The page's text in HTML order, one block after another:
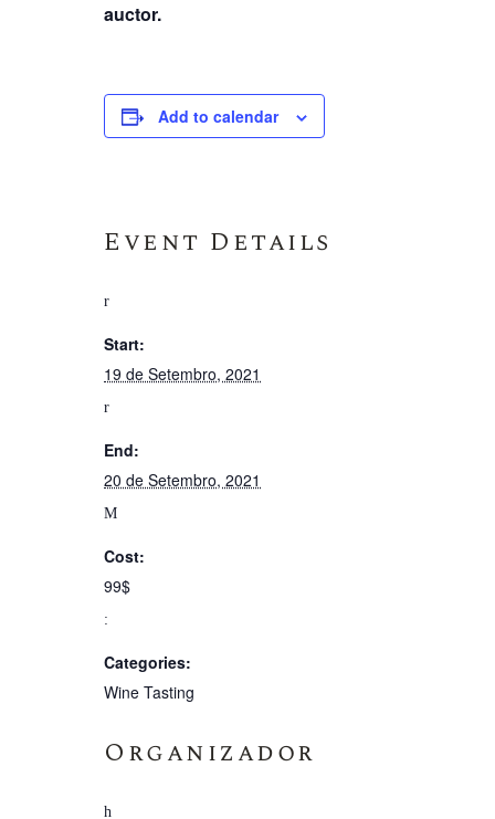
auctor.
Add to calendar
Event Details
Start:
19 de Setembro, 2021
End:
20 de Setembro, 2021
Cost:
99$
Categories:
Wine Tasting
Organizador